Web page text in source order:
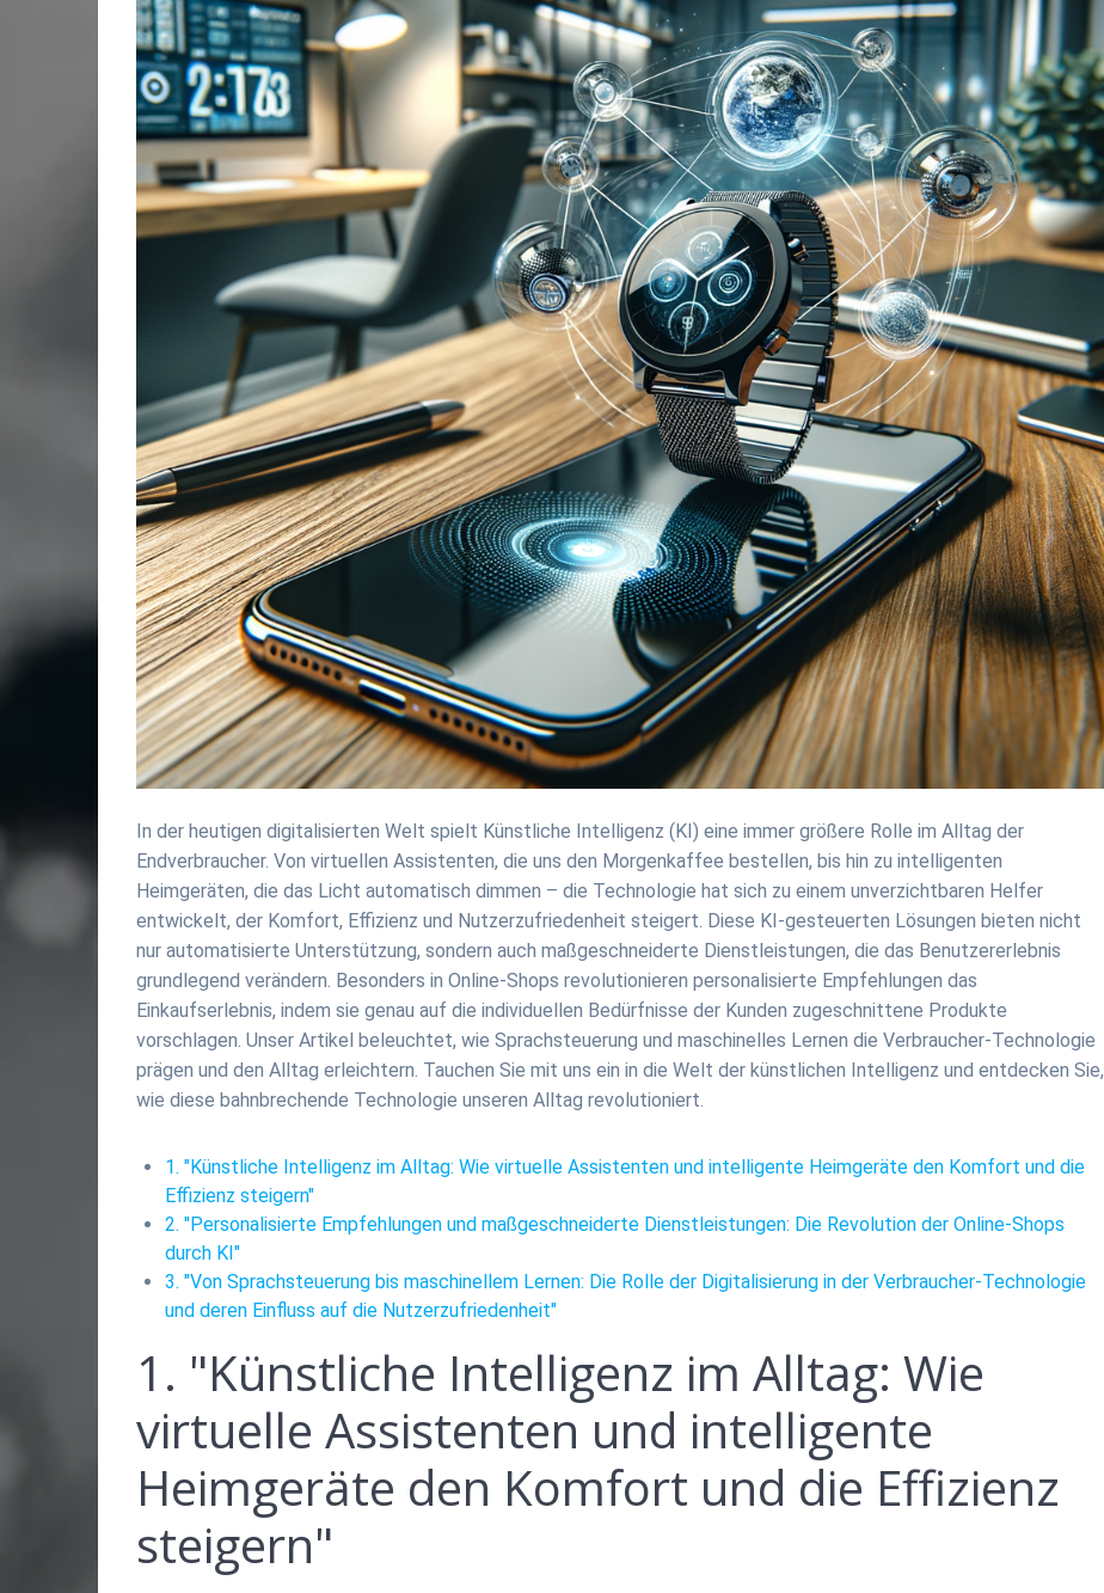
In der heutigen digitalisierten Welt spielt Künstliche Intelligenz (KI) eine immer größere Rolle im Alltag der
Endverbraucher. Von virtuellen Assistenten, die uns den Morgenkaffee bestellen, bis hin zu intelligenten
Heimgeräten, die das Licht automatisch dimmen – die Technologie hat sich zu einem unverzichtbaren Helfer
entwickelt, der Komfort, Effizienz und Nutzerzufriedenheit steigert. Diese KI-gesteuerten Lösungen bieten nicht
nur automatisierte Unterstützung, sondern auch maßgeschneiderte Dienstleistungen, die das Benutzererlebnis
grundlegend verändern. Besonders in Online-Shops revolutionieren personalisierte Empfehlungen das
Einkaufserlebnis, indem sie genau auf die individuellen Bedürfnisse der Kunden zugeschnittene Produkte
vorschlagen. Unser Artikel beleuchtet, wie Sprachsteuerung und maschinelles Lernen die Verbraucher-Technologie
prägen und den Alltag erleichtern. Tauchen Sie mit uns ein in die Welt der künstlichen Intelligenz und entdecken Sie,
wie diese bahnbrechende Technologie unseren Alltag revolutioniert.
1. "Künstliche Intelligenz im Alltag: Wie virtuelle Assistenten und intelligente Heimgeräte den Komfort und die
Effizienz steigern"
2. "Personalisierte Empfehlungen und maßgeschneiderte Dienstleistungen: Die Revolution der Online-Shops
durch KI"
3. "Von Sprachsteuerung bis maschinellem Lernen: Die Rolle der Digitalisierung in der Verbraucher-Technologie
und deren Einfluss auf die Nutzerzufriedenheit"
1. "Künstliche Intelligenz im Alltag: Wie
virtuelle Assistenten und intelligente
Heimgeräte den Komfort und die Effizienz
steigern"